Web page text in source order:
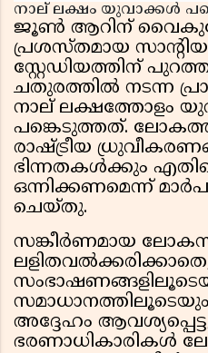
നാല് ലക്ഷം യുവാക്കൾ
ജൂൺ ആറിന്
പ്രശസ്തമായ
സ്റ്റേഡിയത്തിന്
ചതുരത്തിൽ നടന്ന
നാല് ലക്ഷത്തോളം
പങ്കെടുത്തത്.
രാഷ്ട്രീയ
ഭിന്നതകൾക്കും
ഒന്നിക്കണമെന്ന്
ചെയ്തു.
സങ്കീർണമായ
അദ്ദേഹം
ഭരണാധികാരികൾ